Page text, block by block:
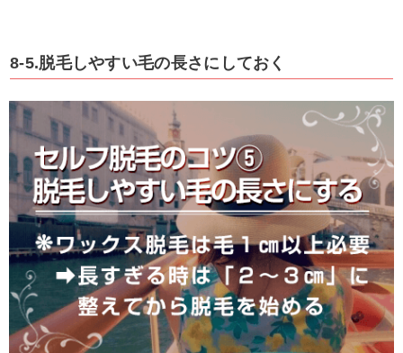
8-5.脱毛しやすい毛の長さにしておく